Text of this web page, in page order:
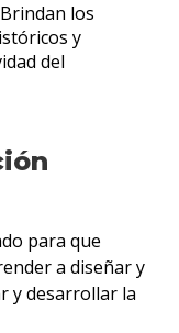
los
y
del
para que
a diseñar y
y desarrollar la